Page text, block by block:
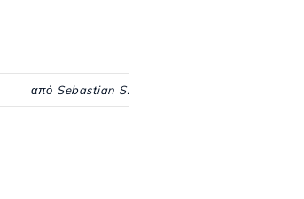
από Sebastian S.